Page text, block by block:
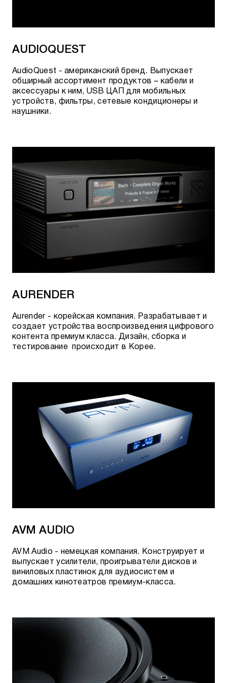
2015
Компания создала отдельное подразделение для
производства кинотеатральных решений - AIA
ASCENDO IMMERSVE AUDIO. Сегодня лучшие
домашние кинозалы по всему миру используют
иммерсивые акустические системы под брендом
совершенства: коаксиальные динамики,
коррекции помещения, цифровые звуковые
процессоры DSP в активных версиях АС,
расширенные сетевые функции.
Усилители, встроенные в активные АС, также
продаются отдельно – как в рэковом, так и в
корпусном форм-факторе. А ещё в каталоге есть
широкая линейка высокоэффективных
многоканальных усилителей мощности для
кинозалов с конфигурацией от 2 до 16 каналов,
мощностью до 3000 Ватт на канал, с
и работы по протоколу Dante – технологии,
которая постепенно приходит в технику для
AUDIOQUEST
AudioQuest - американский бренд. Выпускает
обширный ассортимент продуктов – кабели и
аксессуары к ним, USB ЦАП для мобильных
устройств, фильтры, сетевые кондиционеры и
наушники.
AURENDER
Aurender - корейская компания. Разрабатывает и
создает устройства воспроизведения цифрового
контента премиум класса. Дизайн, сборка и
тестирование происходит в Корее.
AVM AUDIO
AVM Audio - немецкая компания. Конструирует и
выпускает усилители, проигрыватели дисков и
виниловых пластинок для аудиосистем и
домашних кинотеатров премиум-класса.